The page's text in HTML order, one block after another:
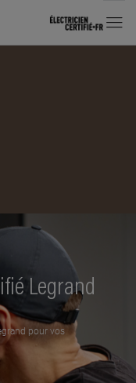
MENU
Legrand
pour vos